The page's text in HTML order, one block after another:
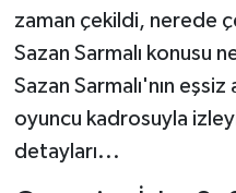
zaman çekildi, nerede
Sazan Sarmalı konusu
Sazan Sarmalı'nın
oyuncu kadrosuyla
detayları...